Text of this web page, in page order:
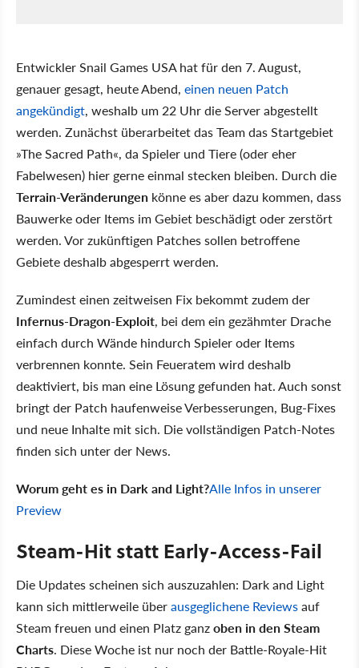
Entwickler Snail Games USA hat für den 7. August,
genauer gesagt, heute Abend, einen neuen Patch
angekündigt, weshalb um 22 Uhr die Server abgestellt
werden. Zunächst überarbeitet das Team das Startgebiet
»The Sacred Path«, da Spieler und Tiere (oder eher
Fabelwesen) hier gerne einmal stecken bleiben. Durch die
Terrain-Veränderungen könne es aber dazu kommen, dass
Bauwerke oder Items im Gebiet beschädigt oder zerstört
werden. Vor zukünftigen Patches sollen betroffene
Gebiete deshalb abgesperrt werden.
Zumindest einen zeitweisen Fix bekommt zudem der
Infernus-Dragon-Exploit, bei dem ein gezähmter Drache
einfach durch Wände hindurch Spieler oder Items
verbrennen konnte. Sein Feueratem wird deshalb
deaktiviert, bis man eine Lösung gefunden hat. Auch sonst
bringt der Patch haufenweise Verbesserungen, Bug-Fixes
und neue Inhalte mit sich. Die vollständigen Patch-Notes
finden sich unter der News.
Worum geht es in Dark and Light?Alle Infos in unserer
Preview
Steam-Hit statt Early-Access-Fail
Die Updates scheinen sich auszuzahlen: Dark and Light
kann sich mittlerweile überausgeglichene Reviewsauf
Steam freuen und einen Platz ganzoben in den Steam
Charts. Diese Woche ist nur noch der Battle-Royale-Hit